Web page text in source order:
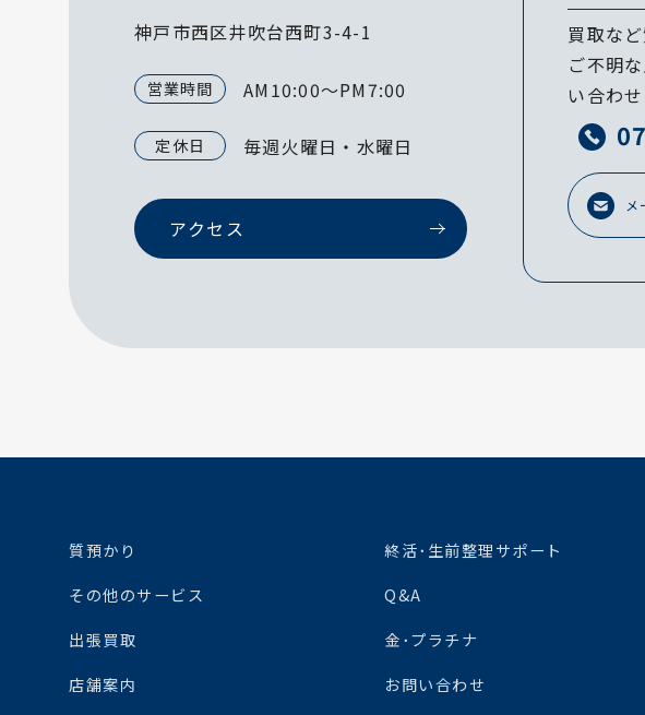
神戸市西区井吹台西町3-4-1
営業時間 AM10:00～PM7:00
定休日 毎週火曜日・水曜日
アクセス
買取な
ご不明
い合わせ
質預かり 終活･生前整理サポート
その他のサービス Q&A
出張買取 金･プラチナ
店舗案内 お問い合わせ